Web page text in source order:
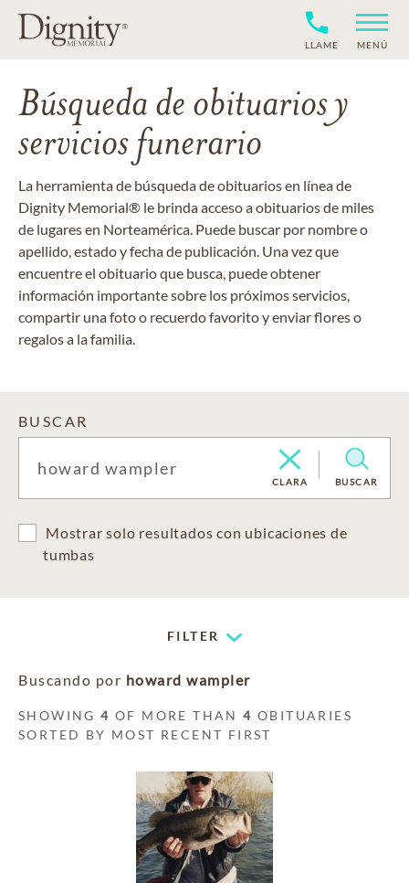
LLAME MENÚ
Búsqueda de obituarios y
servicios funerario
La herramienta de búsqueda de obituarios en línea de
Dignity Memorial® le brinda acceso a obituarios de miles
de lugares en Norteamérica. Puede buscar por nombre o
apellido, estado y fecha de publicación. Una vez que
encuentre el obituario que busca, puede obtener
información importante sobre los próximos servicios,
compartir una foto o recuerdo favorito y enviar flores o
regalos a la familia.
BUSCAR
CLARA BUSCAR
Mostrar solo resultados con ubicaciones de
tumbas
FILTER
Buscando por howard wampler
SHOWING4 OF MORE THAN4 OBITUARIES
SORTED BY MOST RECENT FIRST